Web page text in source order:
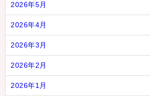
2026年5月
2026年4月
2026年3月
2026年2月
2026年1月